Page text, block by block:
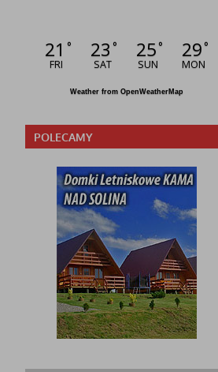
21 °
FRI
23 °
SAT
25°
SUN
29°
MON
Weather from OpenWeatherMap
POLECAMY